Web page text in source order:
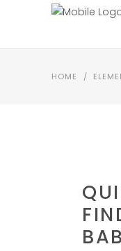
HOME /